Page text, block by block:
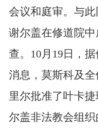
会议和庭审。与
谢尔盖在修道院
查。10月19日，
消息，莫斯科及
里尔批准了叶卡
尔盖非法教会组织